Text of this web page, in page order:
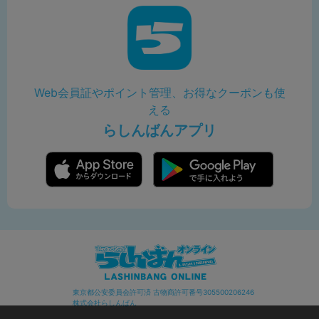
Web会員証やポイント管理、お得なクーポンも使
える
らしんばんアプリ
東京都公安委員会許可済 古物商許可番号305500206246
株式会社らしんばん